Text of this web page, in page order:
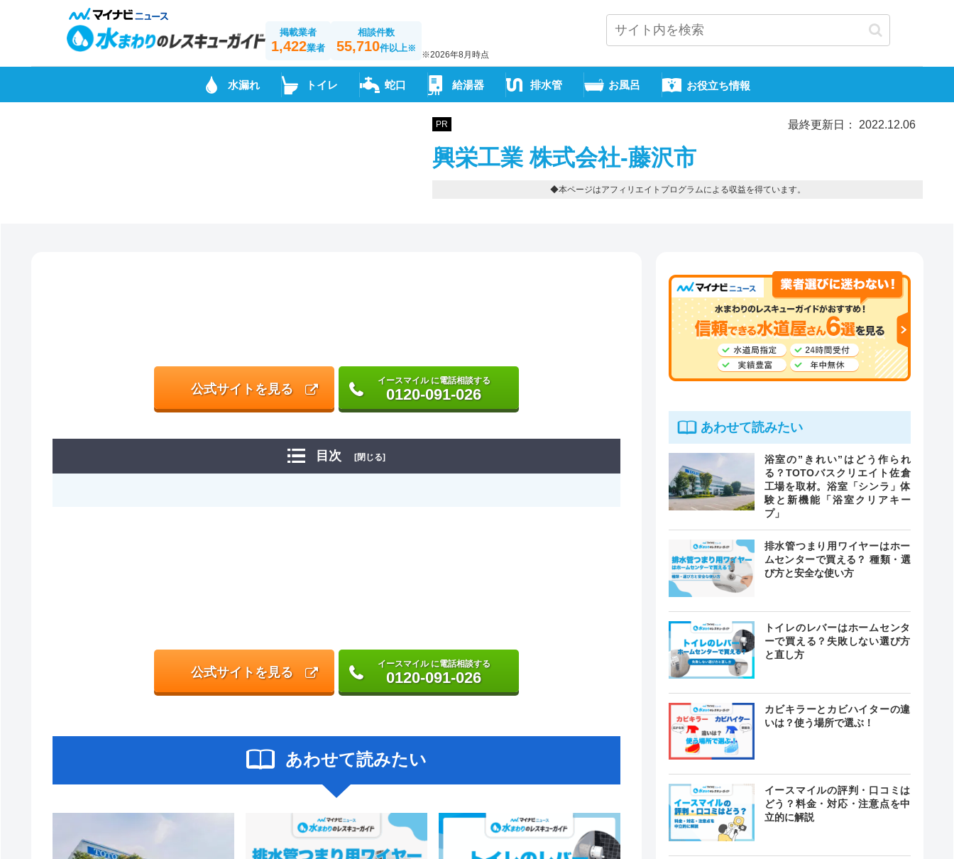
掲載業者
1,422業者
相談件数
55,710件以上※
※2026年8月時点
水漏れ トイレ 蛇口 給湯器 排水管 お風呂 お役立ち情報
PR 最終更新日： 2022.12.06
興栄工業 株式会社-藤沢市
◆本ページはアフィリエイトプログラムによる収益を得ています。
公式サイトを見る
イースマイル に電話相談する
0120-091-026
目次 [閉じる]
公式サイトを見る
イースマイル に電話相談する
0120-091-026
あわせて読みたい
あわせて読みたい
浴室の”きれい”はどう作られ
る？TOTOバスクリエイト佐倉
工場を取材。浴室「シンラ」体
験と新機能「浴室クリアキー
プ」
排水管つまり用ワイヤーはホー
ムセンターで買える？ 種類・選
び方と安全な使い方
トイレのレバーはホームセンタ
ーで買える？失敗しない選び方
と直し方
カビキラーとカビハイターの違
いは？使う場所で選ぶ！
イースマイルの評判・口コミは
どう？料金・対応・注意点を中
立的に解説